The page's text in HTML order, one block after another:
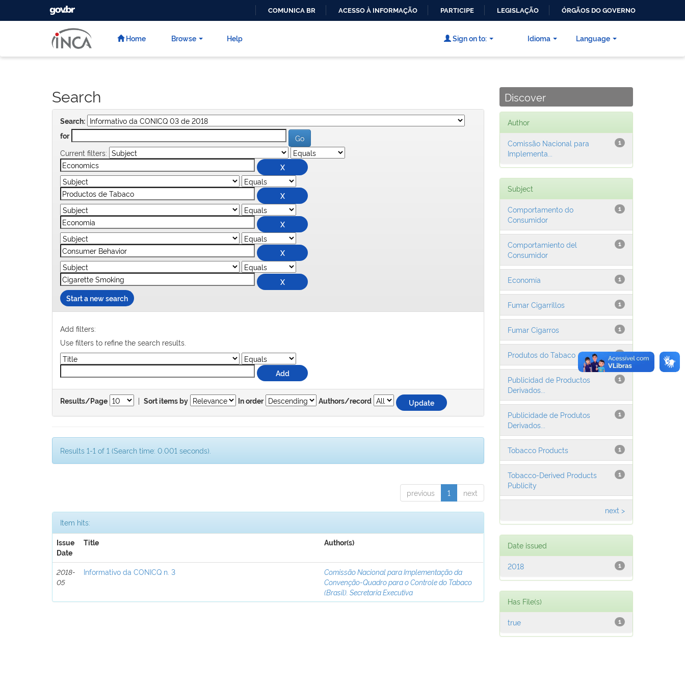
CONTEÚDO
GOVBR
COMUNICA BR ACESSO À INFORMAÇÃO PARTICIPE LEGISLAÇÃO ÓRGÃOS DO GOVERNO
Home Browse Help Language
Sign on to: Idioma
Search
Search:
for
Current filters:
Start a new search
Add filters:
Use filters to refine the search results.
Results/Page | Sort items by In order Authors/record
Results 1-1 of 1 (Search time: 0.001 seconds).
previous 1 next
Item hits:
Issue
Date
Title Author(s)
2018-
05
Informativo da CONICQ n. 3
Comissão Nacional para Implementação da
Convenção-Quadro para o Controle do Tabaco
(Brasil). Secretaria Executiva
Discover
Author
1
Comissão Nacional para
Implementa...
Subject
1
Comportamento do
Consumidor
1
Comportamiento del
Consumidor
1
Economía
1
Fumar Cigarrillos
1
Fumar Cigarros
Produtos do Tabaco
1
Publicidad de Productos
Derivados...
1
Publicidade de Produtos
Derivados...
1
Tobacco Products
1
Tobacco-Derived Products
Publicity
next >
Date issued
1
2018
Has File(s)
1
true